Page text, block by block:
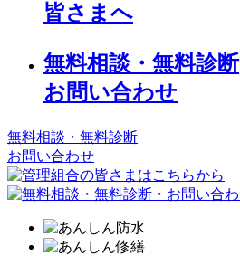
皆さまへ
無料相談・無料診断
お問い合わせ
無料相談・無料診断
お問い合わせ